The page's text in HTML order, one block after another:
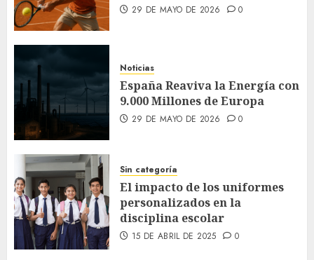
29 DE MAYO DE 2026 0
Noticias
España Reaviva la Energía con
9.000 Millones de Europa
29 DE MAYO DE 2026 0
Sin categoría
El impacto de los uniformes
personalizados en la
disciplina escolar
15 DE ABRIL DE 2025 0